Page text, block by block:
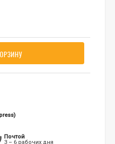
Почтой
3 – 6 рабочих дня